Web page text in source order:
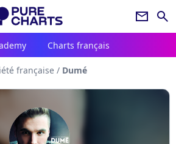
newsletter search
Charts français
française / Dumé